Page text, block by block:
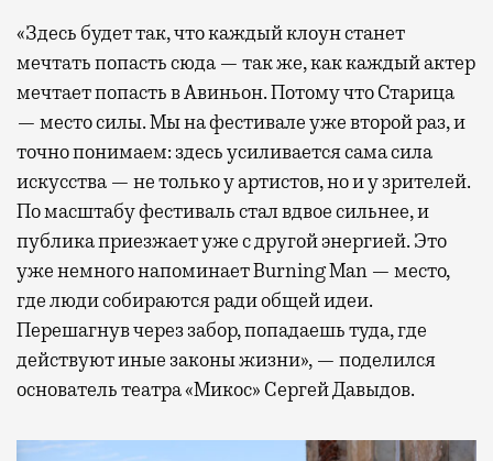
«Здесь будет так, что каждый клоун станет
мечтать попасть сюда — так же, как каждый актер
мечтает попасть в Авиньон. Потому что Старица
— место силы. Мы на фестивале уже второй раз, и
точно понимаем: здесь усиливается сама сила
искусства — не только у артистов, но и у зрителей.
По масштабу фестиваль стал вдвое сильнее, и
публика приезжает уже с другой энергией. Это
уже немного напоминает Burning Man — место,
где люди собираются ради общей идеи.
Перешагнув через забор, попадаешь туда, где
действуют иные законы жизни», — поделился
основатель театра «Микос» Сергей Давыдов.